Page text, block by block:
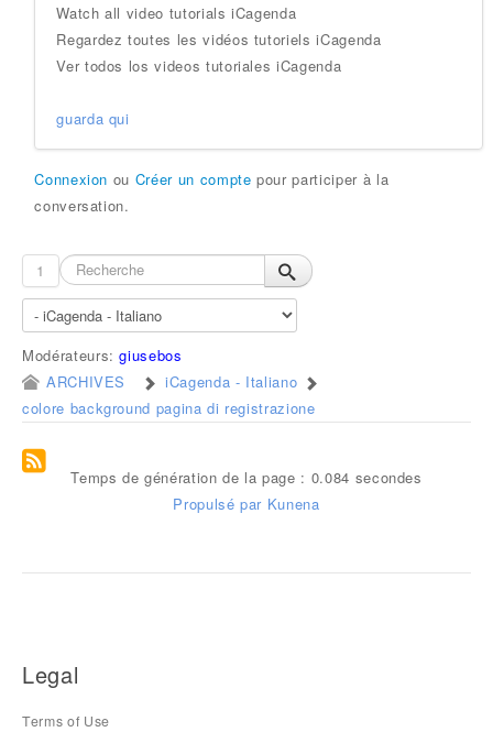
Watch all video tutorials iCagenda
Regardez toutes les vidéos tutoriels iCagenda
Ver todos los videos tutoriales iCagenda
guarda qui
Connexion ou Créer un compte pour participer à la
conversation.
1
Modérateurs:giusebos
ARCHIVES
iCagenda - Italiano
colore background pagina di registrazione
Temps de génération de la page : 0.084 secondes
Propulsé par Kunena
Legal
Terms of Use